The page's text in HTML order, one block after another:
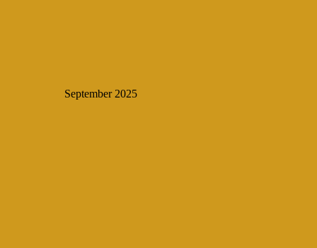
September 2025